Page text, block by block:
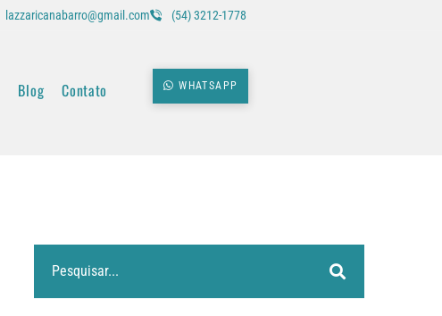
lazzaricanabarro@gmail.com (54) 3212-1778
Blog Contato WHATSAPP